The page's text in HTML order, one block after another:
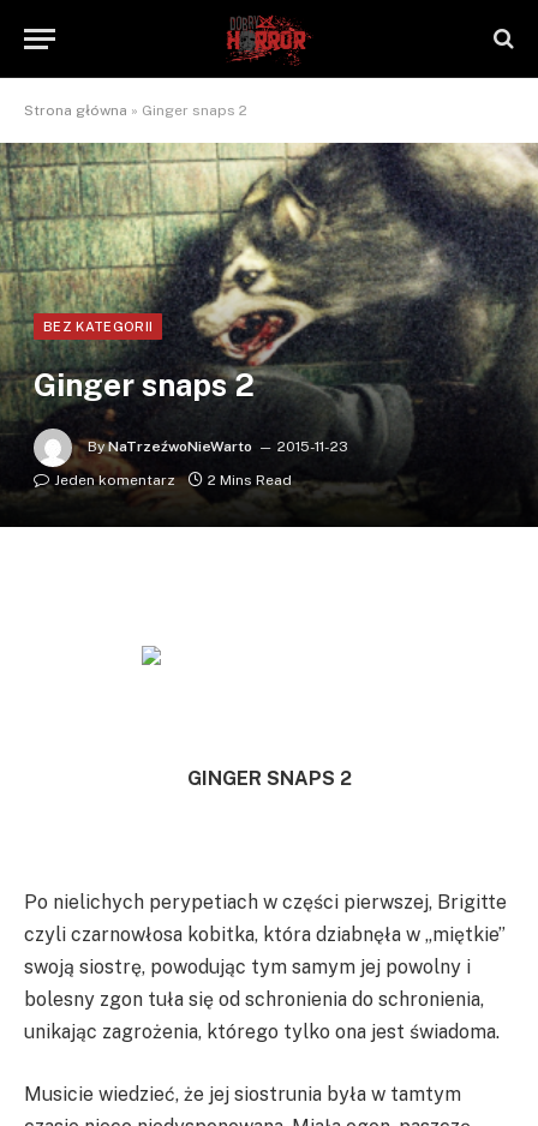
Strona główna » Ginger snaps 2
BEZ KATEGORII
Ginger snaps 2
By NaTrzeźwoNieWarto
2015-11-23
Jeden komentarz
2 Mins Read
GINGER SNAPS 2
Po nielichych perypetiach w części pierwszej, Brigitte
czyli czarnowłosa kobitka, która dziabnęła w „miętkie”
swoją siostrę, powodując tym samym jej powolny i
bolesny zgon tuła się od schronienia do schronienia,
unikając zagrożenia, którego tylko ona jest świadoma.
Musicie wiedzieć, że jej siostrunia była w tamtym